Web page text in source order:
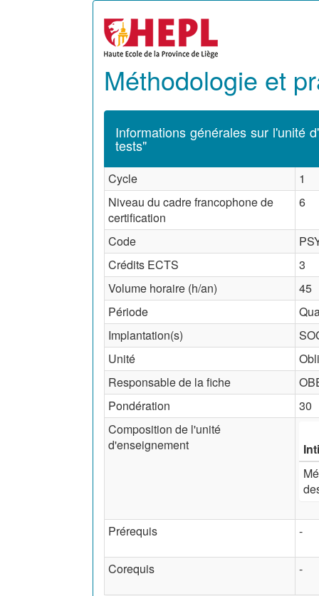
Méthodologie et
Informations générales sur l'unité
tests"
Cycle
1
Niveau du cadre francophone de
certification
6
Code
Crédits ECTS
3
Volume horaire (h/an)
45
Période
Implantation(s)
Unité
Responsable de la fiche
Pondération
30
Composition de l'unité
d'enseignement
Prérequis -
Corequis -